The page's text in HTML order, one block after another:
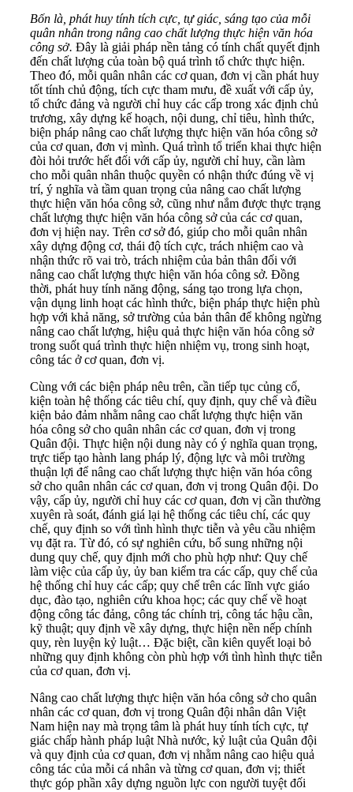
Bốn là, phát huy tính tích cực, tự giác, sáng tạo của mỗi
quân nhân trong nâng cao chất lượng thực hiện văn hóa
công sở. Đây là giải pháp nền tảng có tính chất quyết định
đến chất lượng của toàn bộ quá trình tổ chức thực hiện.
Theo đó, mỗi quân nhân các cơ quan, đơn vị cần phát huy
tốt tính chủ động, tích cực tham mưu, đề xuất với cấp ủy,
tổ chức đảng và người chỉ huy các cấp trong xác định chủ
trương, xây dựng kế hoạch, nội dung, chỉ tiêu, hình thức,
biện pháp nâng cao chất lượng thực hiện văn hóa công sở
của cơ quan, đơn vị mình. Quá trình tổ triển khai thực hiện
đòi hỏi trước hết đối với cấp ủy, người chỉ huy, cần làm
cho mỗi quân nhân thuộc quyền có nhận thức đúng về vị
trí, ý nghĩa và tầm quan trọng của nâng cao chất lượng
thực hiện văn hóa công sở, cũng như nắm được thực trạng
chất lượng thực hiện văn hóa công sở của các cơ quan,
đơn vị hiện nay. Trên cơ sở đó, giúp cho mỗi quân nhân
xây dựng động cơ, thái độ tích cực, trách nhiệm cao và
nhận thức rõ vai trò, trách nhiệm của bản thân đối với
nâng cao chất lượng thực hiện văn hóa công sở. Đồng
thời, phát huy tính năng động, sáng tạo trong lựa chọn,
vận dụng linh hoạt các hình thức, biện pháp thực hiện phù
hợp với khả năng, sở trường của bản thân để không ngừng
nâng cao chất lượng, hiệu quả thực hiện văn hóa công sở
trong suốt quá trình thực hiện nhiệm vụ, trong sinh hoạt,
công tác ở cơ quan, đơn vị.
Cùng với các biện pháp nêu trên, cần tiếp tục củng cố,
kiện toàn hệ thống các tiêu chí, quy định, quy chế và điều
kiện bảo đảm nhằm nâng cao chất lượng thực hiện văn
hóa công sở cho quân nhân các cơ quan, đơn vị trong
Quân đội. Thực hiện nội dung này có ý nghĩa quan trọng,
trực tiếp tạo hành lang pháp lý, động lực và môi trường
thuận lợi để nâng cao chất lượng thực hiện văn hóa công
sở cho quân nhân các cơ quan, đơn vị trong Quân đội. Do
vậy, cấp ủy, người chỉ huy các cơ quan, đơn vị cần thường
xuyên rà soát, đánh giá lại hệ thống các tiêu chí, các quy
chế, quy định so với tình hình thực tiễn và yêu cầu nhiệm
vụ đặt ra. Từ đó, có sự nghiên cứu, bổ sung những nội
dung quy chế, quy định mới cho phù hợp như: Quy chế
làm việc của cấp ủy, ủy ban kiểm tra các cấp, quy chế của
hệ thống chỉ huy các cấp; quy chế trên các lĩnh vực giáo
dục, đào tạo, nghiên cứu khoa học; các quy chế về hoạt
động công tác đảng, công tác chính trị, công tác hậu cần,
kỹ thuật; quy định về xây dựng, thực hiện nền nếp chính
quy, rèn luyện kỷ luật… Đặc biệt, cần kiên quyết loại bỏ
những quy định không còn phù hợp với tình hình thực tiễn
của cơ quan, đơn vị.
Nâng cao chất lượng thực hiện văn hóa công sở cho quân
nhân các cơ quan, đơn vị trong Quân đội nhân dân Việt
Nam hiện nay mà trọng tâm là phát huy tính tích cực, tự
giác chấp hành pháp luật Nhà nước, kỷ luật của Quân đội
và quy định của cơ quan, đơn vị nhằm nâng cao hiệu quả
công tác của mỗi cá nhân và từng cơ quan, đơn vị; thiết
thực góp phần xây dựng nguồn lực con người tuyệt đối